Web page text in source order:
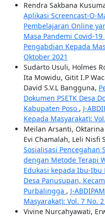
Rendra Sakbana
Aplikasi Screencast-O-
Pembelajaran Online
Masa Pandemi Covid-19
Pengabdian Kepada
Oktober 2021
Sudarto Usuli, Holmes
Ita Mowidu, Gitit I.P
David S.V.L Bangguna,
Dokumen PSETK Desa
Kabupaten Poso , J-
Kepada Masyarakat):
Meilan Arsanti,
Evi Chamalah, Leli Nisfi
Sosialisasi Pencegahan
dengan Metode Terapi
Edukasi kepada Ibu-Ibu
Desa Panusupan,
Purbalingga , J-
Masyarakat): Vol. 7 No.
Vivine Nurcahyawati,